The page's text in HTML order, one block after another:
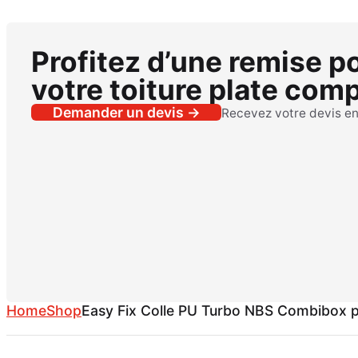
Profitez d’une remise
votre toiture plate
Demander un devis → Recevez votre devis
HomeShopEasy Fix Colle PU Turbo NBS Combibox